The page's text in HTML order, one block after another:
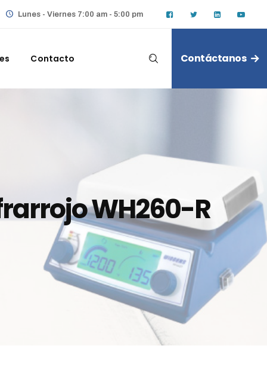
Lunes - Viernes 7:00 am - 5:00 pm
Contacto Contáctanos
WH260-R